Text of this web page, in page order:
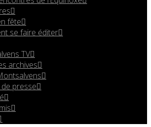
fête
se faire éditer
TV
archives
presse